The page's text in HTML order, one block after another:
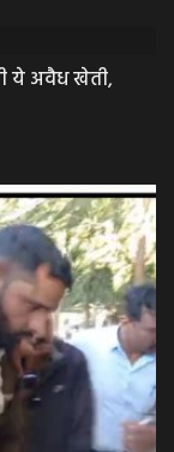
ये अवैध खेती,​